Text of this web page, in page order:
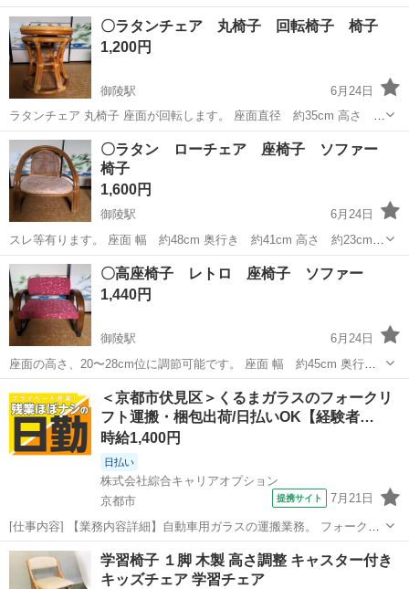
だけると幸いです。 高さ79cm横幅45cm奥行50cm 【商品に関して】
・掲載にあたり簡易的な清掃はしてあります。特に記載が無い...
京都 京都市 太秦駅 商品
〇ラタンチェア 丸椅子 回転椅子 椅子
1,200円
御陵駅
6月24日
ラタンチェア 丸椅子 座面が回転します。 座面直径 約35cm 高さ 約
41cm
京都 京都市 御陵駅 ラタンチェア
〇ラタン ローチェア 座椅子 ソファー
椅子
1,600円
御陵駅
6月24日
スレ等有ります。 座面 幅 約48cm 奥行き 約41cm 高さ 約23cm
背もたれ 高さ 約57cm
京都 京都市 御陵駅 ラタン
〇高座椅子 レトロ 座椅子 ソファー
1,440円
御陵駅
6月24日
座面の高さ、20〜28cm位に調節可能です。 座面 幅 約45cm 奥行
き 約36cm 背もたれ 高さ 約46cm
御陵駅 椅子 レトロ
＜京都市伏見区＞くるまガラスのフォークリ
フト運搬・梱包出荷/日払いOK【経験者…
時給1,400円
日払い
株式会社綜合キャリアオプション
京都市
提携サイト 7月21日
[仕事内容] 【業務内容詳細】自動車用ガラスの運搬業務。 フォークリ
フトでの運搬(リーチカウンター)・梱包・出荷【取扱製品詳細】自動車
用ガラス 。＋お仕事探しはコンシェルスタッフにおまかせ＋。 あなた
のお仕事探しをしっか...
京都 京都市 工場
学習椅子 １脚 木製 高さ調整 キャスター付き
キッズチェア 学習チェア